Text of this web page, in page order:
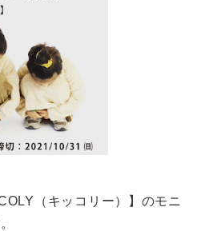
（キッコリー）】のモニ